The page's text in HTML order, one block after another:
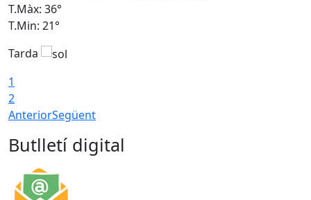
T.Màx: 36°
T.Min: 21°
Tarda
1
2
AnteriorSegüent
Butlletí digital